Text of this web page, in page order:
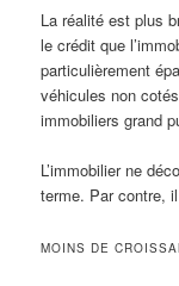
La réalité est plus
le crédit que
particulièrement
véhicules non
immobiliers grand
L’immobilier ne
terme. Par contre,
MOINS DE